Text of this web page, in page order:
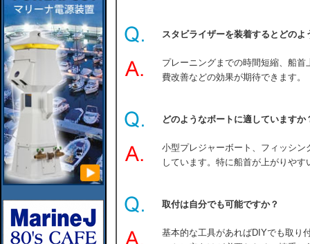
スタビライザーを装着するとどのよ
プレーニングまでの時間短縮、船
費改善などの効果が期待できます。
どのようなボートに適していますか
小型プレジャーボート、フィッシ
しています。特に船首が上がりや
取付は自分でも可能ですか？
基本的な工具があればDIYでも取り